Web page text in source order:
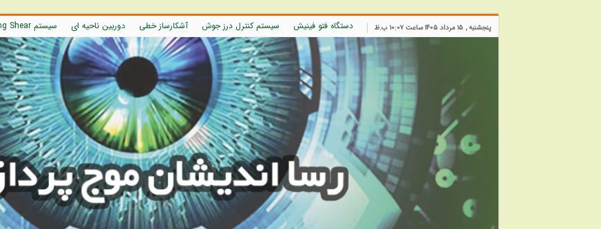
پنجشنبه , ۱۵ مرداد ۱۴۰۵ ساعت ۱۰:۰۷ ب.ظ دستگاه فتو فینیش سیستم کنترل درز جوش آشکارساز خطی دوربین ناحیه ای سیستم Flying Shear